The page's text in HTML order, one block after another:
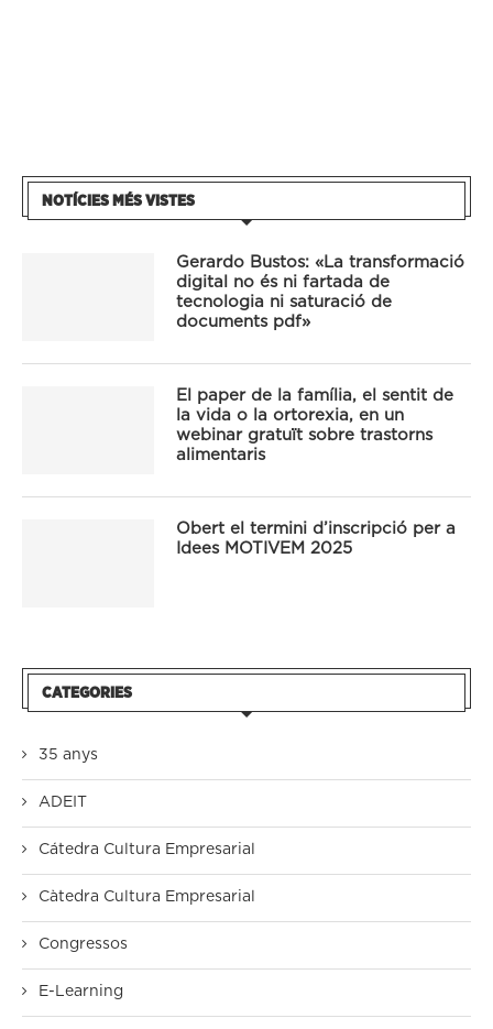
NOTÍCIES MÉS VISTES
Gerardo Bustos: «La transformació
digital no és ni fartada de
tecnologia ni saturació de
documents pdf»
El paper de la família, el sentit de
la vida o la ortorexia, en un
webinar gratuït sobre trastorns
alimentaris
Obert el termini d’inscripció per a
Idees MOTIVEM 2025
CATEGORIES
35 anys
ADEIT
Cátedra Cultura Empresarial
Càtedra Cultura Empresarial
Congressos
E-Learning